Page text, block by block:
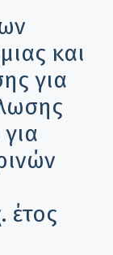
και
για
έτος